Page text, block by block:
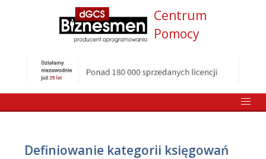
Centrum
Pomocy
Definiowanie kategorii księgowań